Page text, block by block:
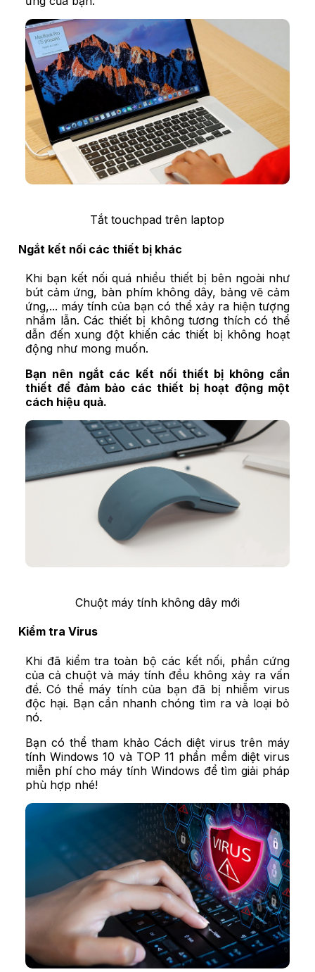
Tắt touchpad trên laptop
Ngắt kết nối các thiết bị khác
Khi bạn kết nối quá nhiều thiết bị bên ngoài như
bút cảm ứng, bàn phím không dây, bảng vẽ cảm
ứng,... máy tính của bạn có thể xảy ra hiện tượng
nhầm lẫn. Các thiết bị không tương thích có thể
dẫn đến xung đột khiến các thiết bị không hoạt
động như mong muốn.
Bạn nên ngắt các kết nối thiết bị không cần
thiết để đảm bảo các thiết bị hoạt động một
cách hiệu quả.
Chuột máy tính không dây mới
Kiểm tra Virus
Khi đã kiểm tra toàn bộ các kết nối, phần cứng
của cả chuột và máy tính đều không xảy ra vấn
đề. Có thể máy tính của bạn đã bị nhiễm virus
độc hại. Bạn cần nhanh chóng tìm ra và loại bỏ
nó.
Bạn có thể tham khảoCách diệt virus trên máy
tính Windows 10 và TOP 11 phần mềm diệt virus
miễn phí cho máy tính Windows để tìm giải pháp
phù hợp nhé!